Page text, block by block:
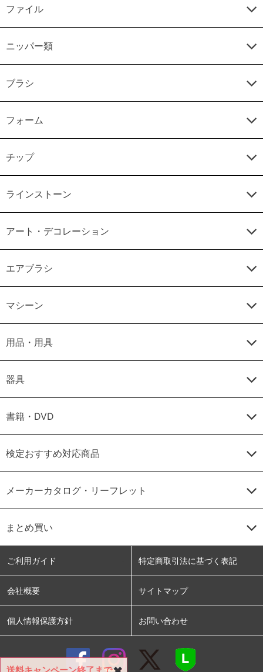
ファイル
ニッパー類
ブラシ
フォーム
チップ
ラインストーン
アート・デコレーション
エアブラシ
マシーン
用品・用具
器具
書籍・DVD
検定おすすめ対応商品
メーカーカタログ・リーフレット
まとめ買い
ご利用ガイド 特定商取引法に基づく表記
会社概要 サイトマップ
個人情報保護方針 お問い合わせ